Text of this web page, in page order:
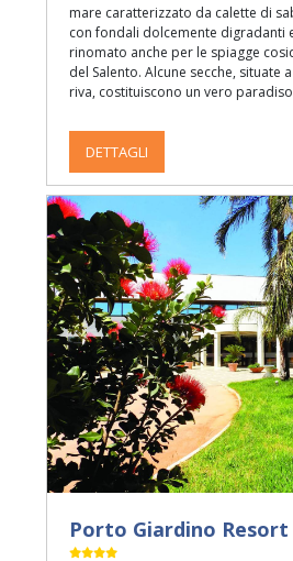
mare caratterizzato da calette di
con fondali dolcemente digradanti
rinomato anche per le spiagge
del Salento. Alcune secche, situate
riva, costituiscono un vero
un’ampia zona servizi ed è
unità a schiera su uno o due piani
appartamenti.
DETTAGLI
Porto Giardino Resort